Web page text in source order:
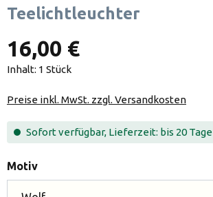
Teelichtleuchter
16,00 €
Inhalt: 1 Stück
Preise inkl. MwSt. zzgl. Versandkosten
Sofort verfügbar, Lieferzeit: bis 20 Tage
Motivauswählen